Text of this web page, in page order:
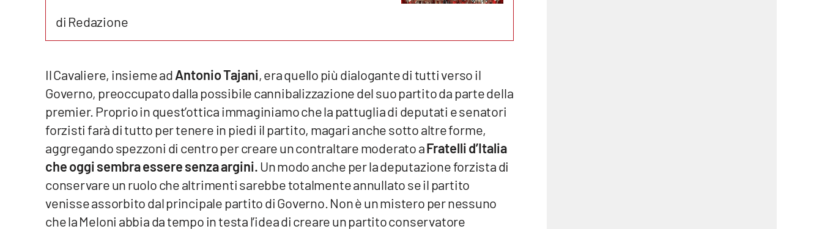
Destinazioni
di Redazione
Il Cavaliere, insieme adAntonio Tajani, era quello più dialogante di tutti verso il
Governo, preoccupato dalla possibile cannibalizzazione del suo partito da parte della
premier. Proprio in quest’ottica immaginiamo che la pattuglia di deputati e senatori
forzisti farà di tutto per tenere in piedi il partito, magari anche sotto altre forme,
aggregando spezzoni di centro per creare un contraltare moderato aFratelli d’Italia
che oggi sembra essere senza argini.Un modo anche per la deputazione forzista di
conservare un ruolo che altrimenti sarebbe totalmente annullato se il partito
venisse assorbito dal principale partito di Governo. Non è un mistero per nessuno
che la Meloni abbia da tempo in testa l’idea di creare un partito conservatore